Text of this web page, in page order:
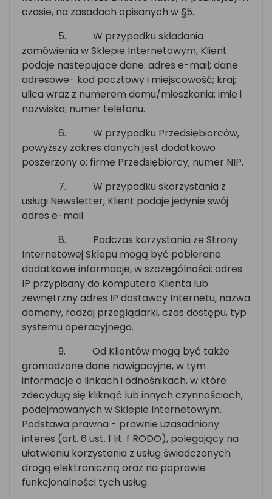
czasie, na zasadach opisanych w §5.
5.
W przypadku składania
zamówienia w Sklepie Internetowym, Klient
podaje następujące dane: adres e-mail; dane
adresowe- kod pocztowy i miejscowość; kraj;
ulica wraz z numerem domu/mieszkania; imię i
nazwisko; numer telefonu.
6.
W przypadku Przedsiębiorców,
powyższy zakres danych jest dodatkowo
poszerzony o: firmę Przedsiębiorcy; numer NIP.
7.
W przypadku skorzystania z
usługi Newsletter, Klient podaje jedynie swój
adres e-mail.
8.
Podczas korzystania ze Strony
Internetowej Sklepu mogą być pobierane
dodatkowe informacje, w szczególności: adres
IP przypisany do komputera Klienta lub
zewnętrzny adres IP dostawcy Internetu, nazwa
domeny, rodzaj przeglądarki, czas dostępu, typ
systemu operacyjnego.
9.
Od Klientów mogą być także
gromadzone dane nawigacyjne, w tym
informacje o linkach i odnośnikach, w które
zdecydują się kliknąć lub innych czynnościach,
podejmowanych w Sklepie Internetowym.
Podstawa prawna - prawnie uzasadniony
interes (art. 6 ust. 1 lit. f RODO), polegający na
ułatwieniu korzystania z usług świadczonych
drogą elektroniczną oraz na poprawie
funkcjonalności tych usług.